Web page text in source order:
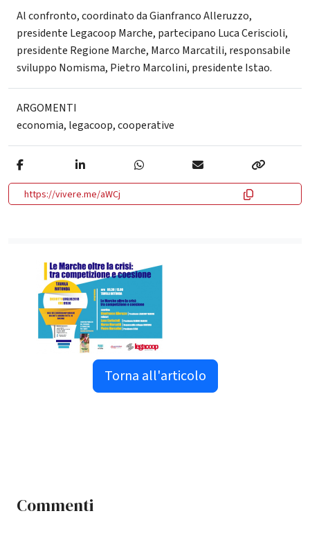
Al confronto, coordinato da Gianfranco Alleruzzo,
presidente Legacoop Marche, partecipano Luca Ceriscioli,
presidente Regione Marche, Marco Marcatili, responsabile
sviluppo Nomisma, Pietro Marcolini, presidente Istao.
ARGOMENTI
economia, legacoop,cooperative
https://vivere.me/aWCj
Torna all'articolo
Commenti